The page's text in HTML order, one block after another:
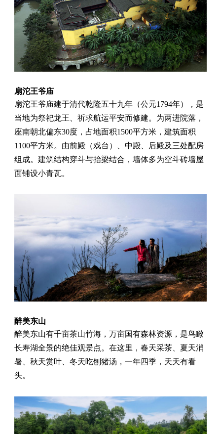
扇沱王爷庙
扇沱王爷庙建于清代乾隆五十九年（公元1794年），是
当地为祭祀龙王、祈求航运平安而修建。为两进院落，
座南朝北偏东30度，占地面积1500平方米，建筑面积
1100平方米。由前殿（戏台）、中殿、后殿及三处配房
组成。建筑结构穿斗与抬梁结合，墙体多为空斗砖墙屋
面铺设小青瓦。
醉美东山
醉美东山有千亩茶山竹海，万亩国有森林资源，是鸟瞰
长寿湖全景的绝佳观景点。在这里，春天采茶、夏天消
暑、秋天赏叶、冬天吃刨猪汤，一年四季，天天有看
头。